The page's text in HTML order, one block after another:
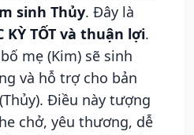
sinh Thủy. Đây là
KỲ TỐT và thuận lợi.
mẹ (Kim) sẽ sinh
và hỗ trợ cho bản
Điều này tượng
chở, yêu thương, dễ